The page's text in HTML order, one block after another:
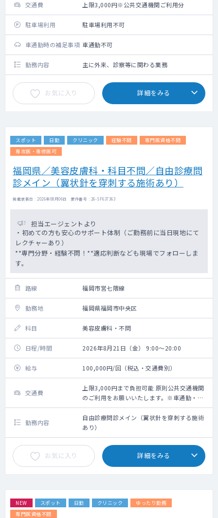
交通費 上限3,000円※公共交通機関ご利用分
駐車場利用 駐車場利用不可
車通勤時の補足事項 車通勤不可
勤務内容 主に外来、診察等に関わる業務
お気に入り 詳細をみる
スポット 日勤 クリニック 経験不問
専門医資格不問
専攻医・専修医可
福岡県／美容皮膚科・科目不問／自由診療問
診メイン（翼状針を穿刺する施術あり）
掲載更新日 : 2026年08月06日 案件番号 : 26-SF637363
担当エージェントより
・初めての方も安心のサポート体制（ご勤務前に当日現地にて
レクチャーあり）
**専門分野・経験不問！**適応判断なども現場でフォローしま
す。
路線 福岡市営七隈線
勤務地 福岡県福岡市中央区
科目 美容皮膚科・不問
日程/時間 2026年8月21日（金） 9:00～20:00
給与 100,000円/回（税込・交通費別）
交通費
上限3,000円まで負担可能 原則公共交通機関
のご利用をお願いいたします。※車通勤・タ
クシー利用要相談
勤務内容
自由診療問診メイン（翼状針を穿刺する施術
あり）
お気に入り 詳細をみる
NEW スポット 日勤 クリニック
ゆったり勤務
専門医資格不問